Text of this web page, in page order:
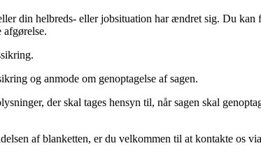
din helbreds- eller jobsituation har ændret sig. Du kan
afgørelse.
og anmode om genoptagelse af sagen.
der skal tages hensyn til, når sagen skal
af blanketten, er du velkommen til at kontakte os